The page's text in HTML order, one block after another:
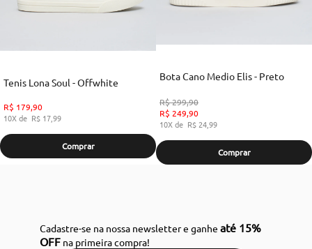
Tenis Lona Soul - Offwhite
R$ 179,90
10
R$ 17,99
Comprar
Bota Cano Medio Elis - Preto
R$299,90
R$ 249,90
10
R$ 24,99
Comprar
Cadastre-se na nossa newsletter e ganheaté 15%
OFF na primeira compra!